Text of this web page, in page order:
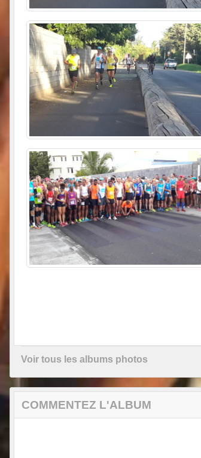
Voir tous les albums photos
COMMENTEZ L'ALBUM